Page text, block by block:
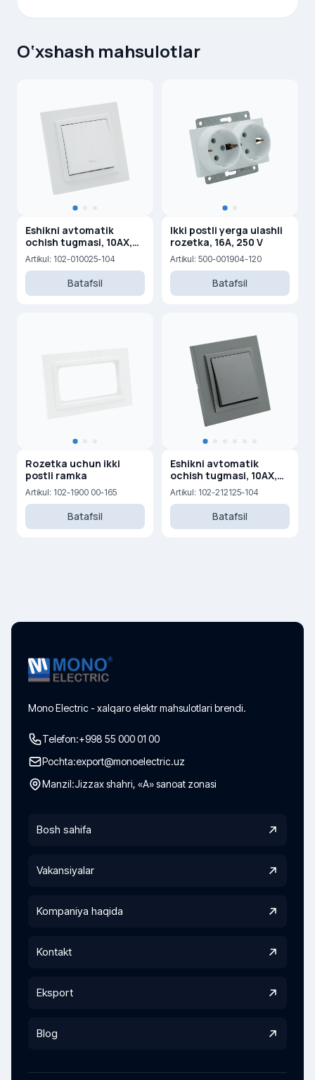
O‘xshash mahsulotlar
Eshikni avtomatik
ochish tugmasi, 10AX,
250V
Artikul: 102-010025-104
Batafsil
Ikki postli yerga ulashli
rozetka, 16A, 250 V
Artikul: 500-001904-120
Batafsil
Rozetka uchun ikki
postli ramka
Artikul: 102-1900 00-165
Batafsil
Eshikni avtomatik
ochish tugmasi, 10AX,
250V
Artikul: 102-212125-104
Batafsil
Mono Electric - xalqaro elektr mahsulotlari brendi.
Telefon:+998 55 000 01 00
Pochta:export@monoelectric.uz
Manzil:Jizzax shahri, «A» sanoat zonasi
Bosh sahifa
Vakansiyalar
Kompaniya haqida
Kontakt
Eksport
Blog